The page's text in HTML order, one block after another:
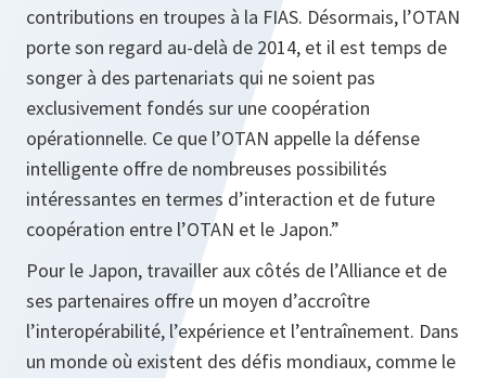
contributions en troupes à la FIAS. Désormais, l’OTAN
porte son regard au-delà de 2014, et il est temps de
songer à des partenariats qui ne soient pas
exclusivement fondés sur une coopération
opérationnelle. Ce que l’OTAN appelle la défense
intelligente offre de nombreuses possibilités
intéressantes en termes d’interaction et de future
coopération entre l’OTAN et le Japon.”
Pour le Japon, travailler aux côtés de l’Alliance et de
ses partenaires offre un moyen d’accroître
l’interopérabilité, l’expérience et l’entraînement. Dans
un monde où existent des défis mondiaux, comme le